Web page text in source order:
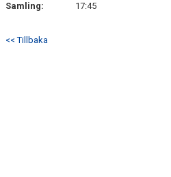
Samling:
17:45
<< Tillbaka